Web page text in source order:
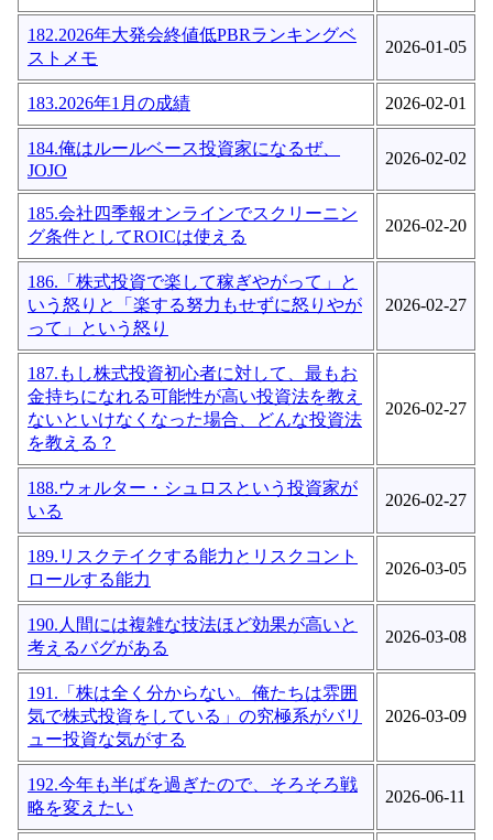
182.2026年大発会終値低PBRランキングベ
ストメモ
2026-01-05
183.2026年1月の成績 2026-02-01
184.俺はルールベース投資家になるぜ、
JOJO
2026-02-02
185.会社四季報オンラインでスクリーニン
グ条件としてROICは使える
2026-02-20
186.「株式投資で楽して稼ぎやがって」と
いう怒りと「楽する努力もせずに怒りやが
って」という怒り
2026-02-27
187.もし株式投資初心者に対して、最もお
金持ちになれる可能性が高い投資法を教え
ないといけなくなった場合、どんな投資法
を教える？
2026-02-27
188.ウォルター・シュロスという投資家が
いる
2026-02-27
189.リスクテイクする能力とリスクコント
ロールする能力
2026-03-05
190.人間には複雑な技法ほど効果が高いと
考えるバグがある
2026-03-08
191.「株は全く分からない。俺たちは雰囲
気で株式投資をしている」の究極系がバリ
ュー投資な気がする
2026-03-09
192.今年も半ばを過ぎたので、そろそろ戦
略を変えたい
2026-06-11